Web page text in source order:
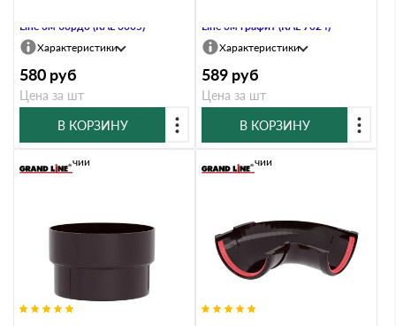
Line 3м бордо (RAL 3005)
Характеристики
580 руб
Цена за шт
В КОРЗИНУ
Line 3м графит (RAL 7024)
Характеристики
589 руб
Цена за шт
В КОРЗИНУ
В наличии В наличии